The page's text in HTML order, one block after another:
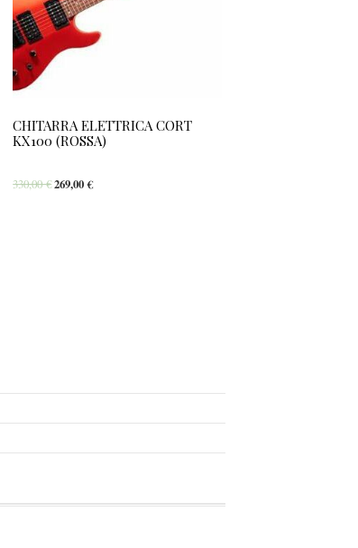
CHITARRA ELETTRICA CORT
KX100 (ROSSA)
330,00€269,00€